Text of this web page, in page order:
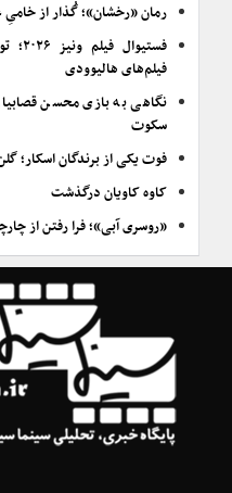
رمان «رخشان»؛ گُذار از
فیلم‌های هالیوودی
نگاهی به بازی محسن
سکوت
فوت یکی از برندگان اسکار؛
کاوه کاویان درگذشت
«روسری آبی»؛ فرا رفتن از